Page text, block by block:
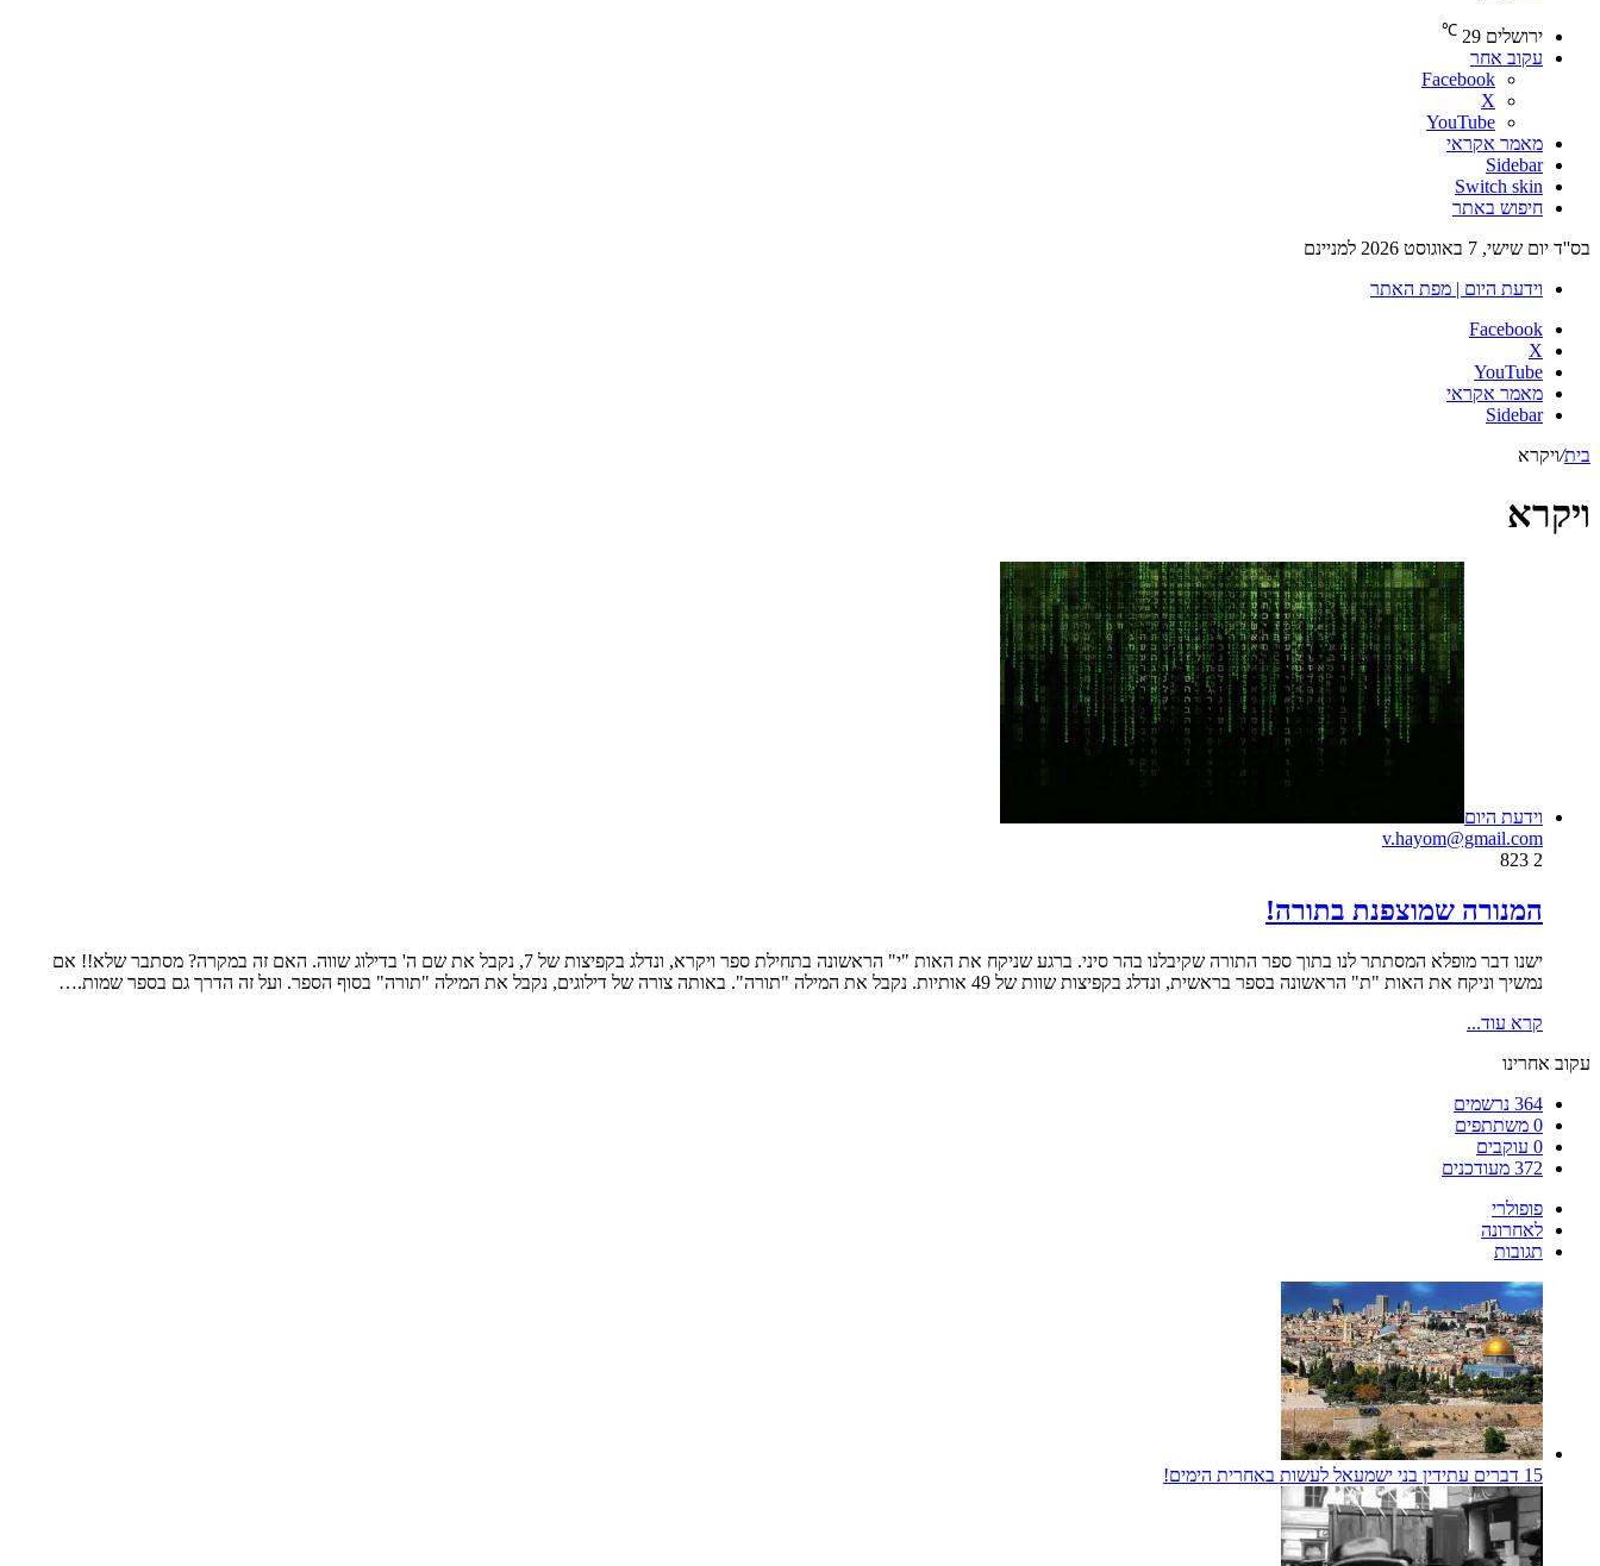
ירושלים 29
℃
עקוב אחר
Facebook
X
YouTube
מאמר אקראי
Sidebar
Switch skin
חיפוש באתר
בס''ד יום שישי, 7 באוגוסט 2026 למניינם
וידעת היום | מפת האתר
Facebook
X
YouTube
מאמר אקראי
Sidebar
בית/ויקרא
ויקרא
וידעת היום
v.hayom@gmail.com
2
המנורה שמוצפנת בתורה!
ישנו דבר מופלא המסתתר לנו בתוך ספר התורה שקיבלנו בהר סיני. ברגע שניקח את האות "י" הראשונה בתחילת ספר ויקרא, ונדלג בקפיצות של 7, נקבל את שם ה' בדילוג שווה. האם זה במקרה? מסתבר שלא!! אם
נמשיך וניקח את האות "ת" הראשונה בספר בראשית, ונדלג בקפיצות שוות של 49 אותיות. נקבל את המילה "תורה". באותה צורה של דילוגים, נקבל את המילה "תורה" בסוף הספר. ועל זה הדרך גם בספר שמות.…
קרא עוד...
עקוב אחרינו
364 נרשמים
0 משתתפים
0 עוקבים
372 מעודכנים
פופולרי
לאחרונה
תגובות
15 דברים עתידין בני ישמעאל לעשות באחרית הימים!